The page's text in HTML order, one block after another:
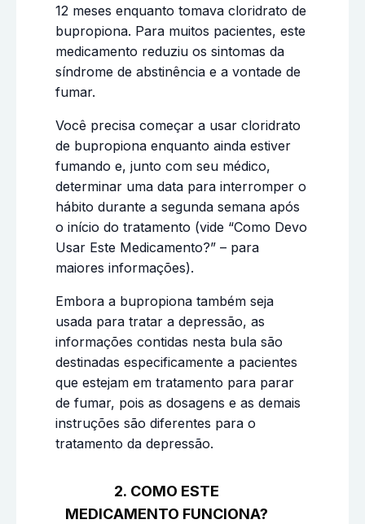
12 meses enquanto tomava cloridrato de
bupropiona. Para muitos pacientes, este
medicamento reduziu os sintomas da
síndrome de abstinência e a vontade de
fumar.
Você precisa começar a usar cloridrato
de bupropiona enquanto ainda estiver
fumando e, junto com seu médico,
determinar uma data para interromper o
hábito durante a segunda semana após
o início do tratamento (vide “Como Devo
Usar Este Medicamento?” – para
maiores informações).
Embora a bupropiona também seja
usada para tratar a depressão, as
informações contidas nesta bula são
destinadas especificamente a pacientes
que estejam em tratamento para parar
de fumar, pois as dosagens e as demais
instruções são diferentes para o
tratamento da depressão.
2. COMO ESTE
MEDICAMENTO FUNCIONA?